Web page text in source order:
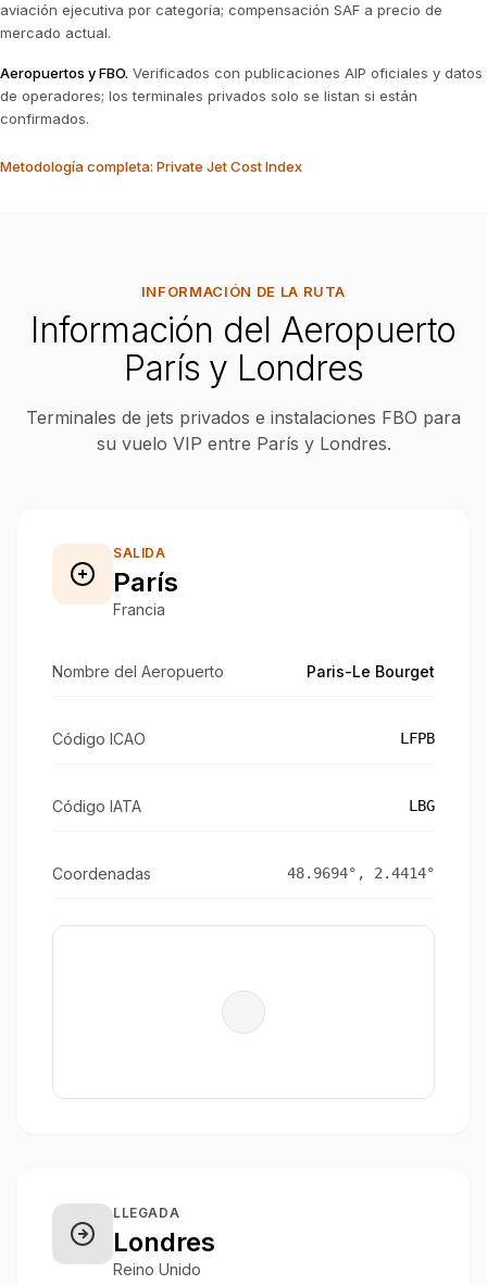
aviación ejecutiva por categoría; compensación SAF a precio de
mercado actual.
Aeropuertos y FBO. Verificados con publicaciones AIP oficiales y datos
de operadores; los terminales privados solo se listan si están
confirmados.
Metodología completa: Private Jet Cost Index
INFORMACIÓN DE LA RUTA
Información del Aeropuerto
París y Londres
Terminales de jets privados e instalaciones FBO para
su vuelo VIP entre París y Londres.
SALIDA
París
Francia
Nombre del Aeropuerto Paris-Le Bourget
Código ICAO LFPB
Código IATA LBG
Coordenadas 48.9694°, 2.4414°
LLEGADA
Londres
Reino Unido